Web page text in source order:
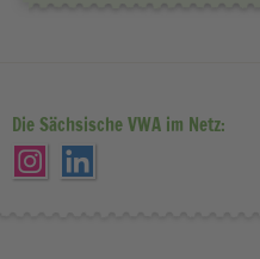
Die Sächsische VWA im Netz: